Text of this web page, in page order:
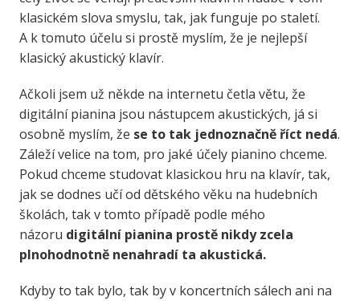
klasickém slova smyslu, tak, jak funguje po staletí.
A k tomuto účelu si prostě myslím, že je nejlepší
klasický akustický klavír.
Ačkoli jsem už někde na internetu četla větu, že
digitální pianina jsou nástupcem akustických, já si
osobně myslím, že se to tak jednoznačně říct nedá.
Záleží velice na tom, pro jaké účely pianino chceme.
Pokud chceme studovat klasickou hru na klavír, tak,
jak se dodnes učí od dětského věku na hudebních
školách, tak v tomto případě podle mého
názoru digitální pianina prostě nikdy zcela
plnohodnotně nenahradí ta akustická.
Kdyby to tak bylo, tak by v koncertních sálech ani na